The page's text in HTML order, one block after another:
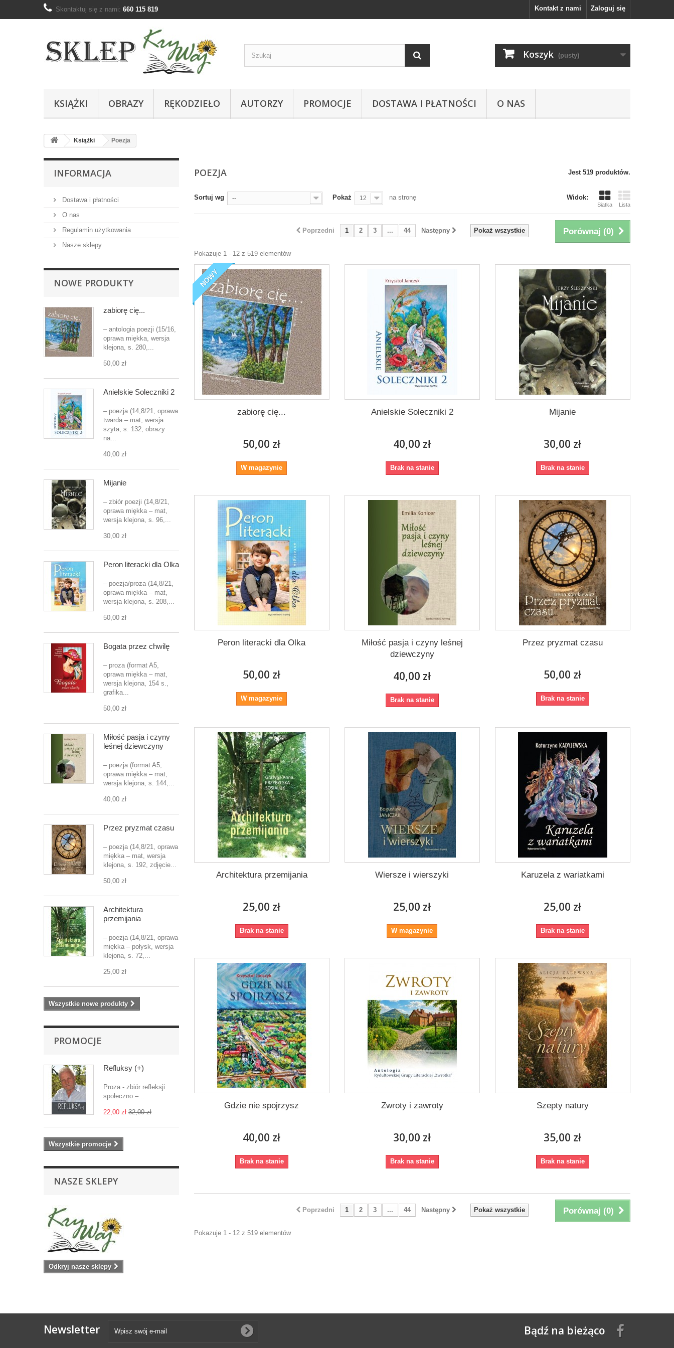
Zaloguj się
Kontakt z nami
Skontaktuj się z nami: 660 115 819
Koszyk (pusty)
KSIĄŻKI OBRAZY RĘKODZIEŁO AUTORZY PROMOCJE DOSTAWA I PŁATNOŚCI O NAS
Książki Poezja
INFORMACJA
Dostawa i płatności
O nas
Regulamin użytkowania
Nasze sklepy
NOWE PRODUKTY
zabiorę cię...
– antologia poezji (15/16,
oprawa miękka, wersja
klejona, s. 280,...
50,00 zł
Anielskie Soleczniki 2
– poezja (14,8/21, oprawa
twarda – mat, wersja
szyta, s. 132, obrazy
na...
40,00 zł
Mijanie
– zbiór poezji (14,8/21,
oprawa miękka – mat,
wersja klejona, s. 96,...
30,00 zł
Peron literacki dla Olka
– poezja/proza (14,8/21,
oprawa miękka – mat,
wersja klejona, s. 208,...
50,00 zł
Bogata przez chwilę
– proza (format A5,
oprawa miękka – mat,
wersja klejona, 154 s.,
grafika...
50,00 zł
Miłość pasja i czyny
leśnej dziewczyny
– poezja (format A5,
oprawa miękka – mat,
wersja klejona, s. 144,...
40,00 zł
Przez pryzmat czasu
– poezja (14,8/21, oprawa
miękka – mat, wersja
klejona, s. 192, zdjęcie...
50,00 zł
Architektura
przemijania
– poezja (14,8/21, oprawa
miękka – połysk, wersja
klejona, s. 72,...
25,00 zł
Wszystkie nowe produkty
PROMOCJE
Refluksy (+)
Proza - zbiór refleksji
społeczno –...
22,00 zł 32,00 zł
Wszystkie promocje
NASZE SKLEPY
Odkryj nasze sklepy
POEZJA Jest 519 produktów.
Widok:
Siatka Lista
Sortuj wg -- Pokaż 12 na stronę
Porównaj (0)
Pokaż wszystkie
Poprzedni 1 2 3 ... 44 Następny
Pokazuje 1 - 12 z 519 elementów
NOWY
zabiorę cię...
50,00 zł
W magazynie
Anielskie Soleczniki 2
40,00 zł
Brak na stanie
Mijanie
30,00 zł
Brak na stanie
Peron literacki dla Olka
50,00 zł
W magazynie
Miłość pasja i czyny leśnej
dziewczyny
40,00 zł
Brak na stanie
Przez pryzmat czasu
50,00 zł
Brak na stanie
Architektura przemijania
25,00 zł
Brak na stanie
Wiersze i wierszyki
25,00 zł
W magazynie
Karuzela z wariatkami
25,00 zł
Brak na stanie
Gdzie nie spojrzysz
40,00 zł
Brak na stanie
Zwroty i zawroty
30,00 zł
Brak na stanie
Szepty natury
35,00 zł
Brak na stanie
Porównaj (0)
Pokaż wszystkie
Poprzedni 1 2 3 ... 44 Następny
Pokazuje 1 - 12 z 519 elementów
Newsletter Bądź na bieżąco